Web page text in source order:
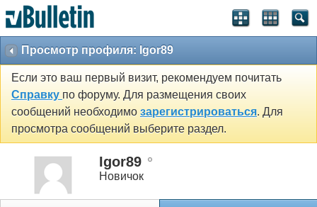
Просмотр профиля: Igor89
Если это ваш первый визит, рекомендуем почитать
Справку по форуму. Для размещения своих
сообщений необходимо зарегистрироваться. Для
просмотра сообщений выберите раздел.
Igor89
Новичок